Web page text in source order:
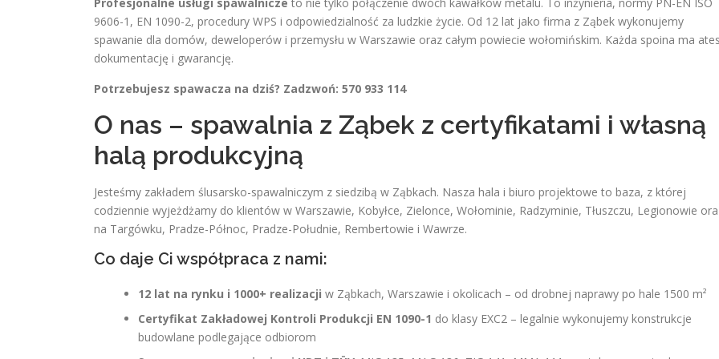
9606-1, EN 1090-2, procedury WPS i odpowiedzialność za ludzkie życie. Od 12 lat jako firma z Ząbek wykonujemy
spawanie dla domów, deweloperów i przemysłu w Warszawie oraz całym powiecie wołomińskim. Każda spoina ma
dokumentację i gwarancję.
Potrzebujesz spawacza na dziś? Zadzwoń: 570 933 114
O nas – spawalnia z Ząbek z certyfikatami i własną
halą produkcyjną
Jesteśmy zakładem ślusarsko-spawalniczym z siedzibą w Ząbkach. Nasza hala i biuro projektowe to baza, z której
codziennie wyjeżdżamy do klientów w Warszawie, Kobyłce, Zielonce, Wołominie, Radzyminie, Tłuszczu, Legionowie
na Targówku, Pradze-Północ, Pradze-Południe, Rembertowie i Wawrze.
Co daje Ci współpraca z nami:
12 lat na rynku i 1000+ realizacji w Ząbkach, Warszawie i okolicach – od drobnej naprawy po hale 1500 m²
Certyfikat Zakładowej Kontroli Produkcji EN 1090-1 do klasy EXC2 – legalnie wykonujemy konstrukcje
budowlane podlegające odbiorom